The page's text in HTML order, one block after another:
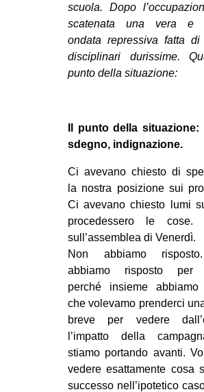
REPRESSIONE
STUDENTI
RECENSIONI
INTERNAZIONALE
AFRICA
AMERICHE
ESTREMO ORIENTE
EUROPA
MEDIO ORIENTE
MONDO
scuola. Dopo
scatenata una vera e
ondata repressiva fatta di
disciplinari durissime.
punto della situazione:
Il punto della situazione:
sdegno, indignazione.
Ci avevano chiesto di
la nostra posizione sui
Ci avevano chiesto lumi
procedessero le cose.
sull’assemblea di Venerdì.
Non abbiamo
abbiamo risposto per
perché insieme abbiamo
che volevamo prenderci
breve per vedere
l’impatto della
stiamo portando avanti.
vedere esattamente cosa
successo nell’ipotetico